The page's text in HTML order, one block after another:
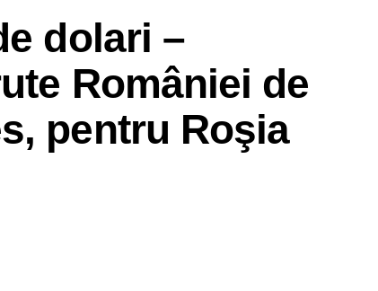
dolari –
României de
pentru Roşia